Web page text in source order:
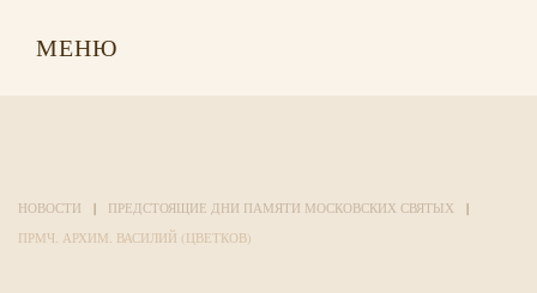
МЕНЮ
НОВОСТИ
ПРЕДСТОЯЩИЕ ДНИ ПАМЯТИ МОСКОВСКИХ СВЯТЫХ
ПРМЧ. АРХИМ. ВАСИЛИЙ (ЦВЕТКОВ)